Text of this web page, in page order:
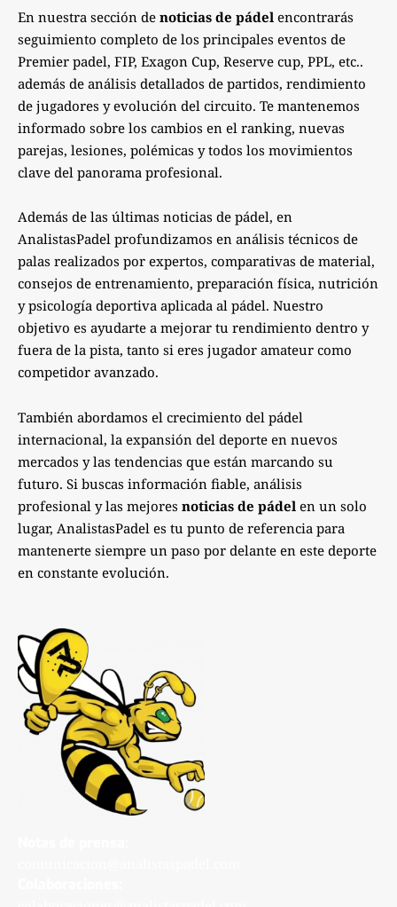
En nuestra sección de noticias de pádel encontrarás
seguimiento completo de los principales eventos de
Premier padel, FIP, Exagon Cup, Reserve cup, PPL, etc..
además de análisis detallados de partidos, rendimiento
de jugadores y evolución del circuito. Te mantenemos
informado sobre los cambios en el ranking, nuevas
parejas, lesiones, polémicas y todos los movimientos
clave del panorama profesional.
Además de las últimas noticias de pádel, en
AnalistasPadel profundizamos en análisis técnicos de
palas realizados por expertos, comparativas de material,
consejos de entrenamiento, preparación física, nutrición
y psicología deportiva aplicada al pádel. Nuestro
objetivo es ayudarte a mejorar tu rendimiento dentro y
fuera de la pista, tanto si eres jugador amateur como
competidor avanzado.
También abordamos el crecimiento del pádel
internacional, la expansión del deporte en nuevos
mercados y las tendencias que están marcando su
futuro. Si buscas información fiable, análisis
profesional y las mejores noticias de pádel en un solo
lugar, AnalistasPadel es tu punto de referencia para
mantenerte siempre un paso por delante en este deporte
en constante evolución.